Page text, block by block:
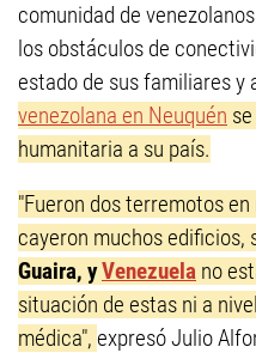
comunidad de
los obstáculos de
estado de sus familiares y
venezolana en Neuquén
humanitaria a su país.
"Fueron dos terremotos
cayeron muchos edificios,
Guaira, yVenezuela no
situación de estas ni a
médica", expresó Julio